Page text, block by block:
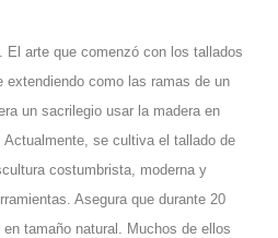
arte que comenzó con los tallados
como las ramas de un
un sacrilegio usar la madera en
se cultiva el tallado de
costumbrista, moderna y
Asegura que durante 20
tamaño natural. Muchos de ellos